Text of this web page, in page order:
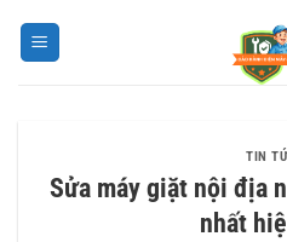
TIN
Sửa máy giặt nội địa
nhất